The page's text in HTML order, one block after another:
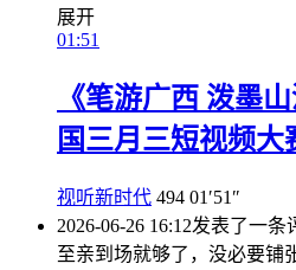
展开
01:51
《笔游广西 泼墨
国三月三短视频大
视听新时代 494 01′51″
2026-06-26 16:12发表了一条
至亲到场就够了，没必要铺